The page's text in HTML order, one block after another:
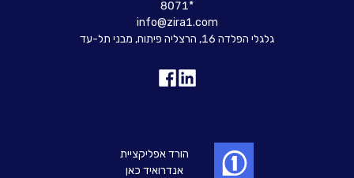
8071*
info@zira1.com
גלגלי הפלדה 16, הרצליה פיתוח, מבני תל-עד
הורד אפליקציית
אנדרואיד כאן